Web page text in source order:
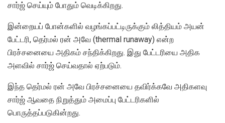
சார்ஜ் செய்யும் போதும் வெடிக்கிறது.
இன்றையப் போன்களில் வழங்கப்பட்டிருக்கும் லித்தியம் அயன்
பேட்டரி, தெர்மல் ரன் அவே (thermal runaway) என்ற
பிரச்சனையை அதிகம் சந்திக்கிறது. இது பேட்டரியை அதிக
அளவில் சார்ஜ் செய்வதால் ஏற்படும்.
இந்த தெர்மல் ரன் அவே பிரச்சனையை தவிர்க்கவே அதிகளவு
சார்ஜ் ஆவதை நிறுத்தும் அமைப்பு பேட்டரிகளில்
பொருத்தப்படுகின்றது.